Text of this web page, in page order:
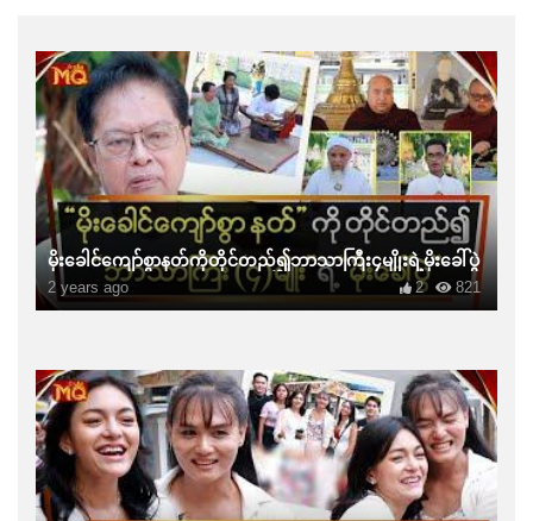
မိုးခေါင်ကျော်စွာနတ်ကိုတိုင်တည်၍ဘာသာကြီး၄မျိုးရဲ့မိုးခေါ်ပွဲ
2 years ago 821
2